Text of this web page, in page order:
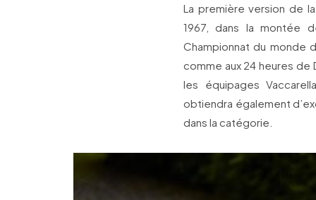
La première version de
1967, dans la montée
Championnat du
comme aux 24 heures
les équipages
obtiendra également
dans la catégorie.